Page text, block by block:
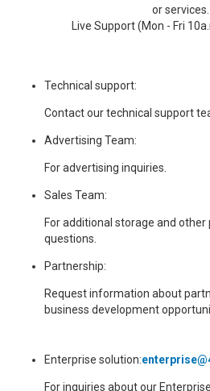
or services.
Live Support (Mon - Fri
Technical support:
Contact our technical support
Advertising Team:
For advertising inquiries.
Sales Team:
For additional storage and
questions.
Partnership:
Request information about
business development
Enterprise solution:
For inquiries about our